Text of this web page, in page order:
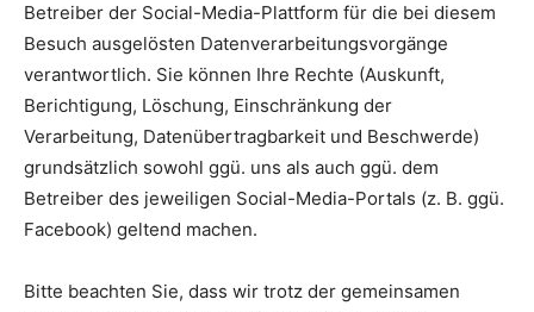
Betreiber der Social-Media-Plattform für die bei diesem
Besuch ausgelösten Datenverarbeitungsvorgänge
verantwortlich. Sie können Ihre Rechte (Auskunft,
Berichtigung, Löschung, Einschränkung der
Verarbeitung, Datenübertragbarkeit und Beschwerde)
grundsätzlich sowohl ggü. uns als auch ggü. dem
Betreiber des jeweiligen Social-Media-Portals (z. B. ggü.
Facebook) geltend machen.
Bitte beachten Sie, dass wir trotz der gemeinsamen